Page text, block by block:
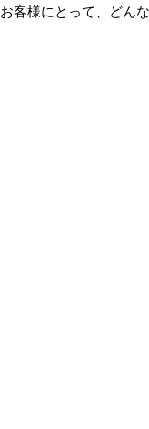
お客様にとって、どん